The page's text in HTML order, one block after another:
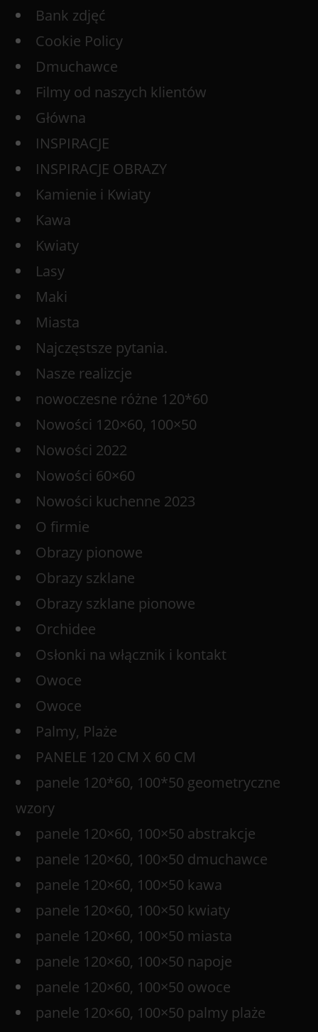
Bank zdjęć
Cookie Policy
Dmuchawce
Filmy od naszych klientów
Główna
INSPIRACJE
INSPIRACJE OBRAZY
Kamienie i Kwiaty
Kawa
Kwiaty
Lasy
Maki
Miasta
Najczęstsze pytania.
Nasze realizcje
nowoczesne różne 120*60
Nowości 120×60, 100×50
Nowości 2022
Nowości 60×60
Nowości kuchenne 2023
O firmie
Obrazy pionowe
Obrazy szklane
Obrazy szklane pionowe
Orchidee
Osłonki na włącznik i kontakt
Owoce
Owoce
Palmy, Plaże
PANELE 120 CM X 60 CM
panele 120*60, 100*50 geometryczne
wzory
panele 120×60, 100×50 abstrakcje
panele 120×60, 100×50 dmuchawce
panele 120×60, 100×50 kawa
panele 120×60, 100×50 kwiaty
panele 120×60, 100×50 miasta
panele 120×60, 100×50 napoje
panele 120×60, 100×50 owoce
panele 120×60, 100×50 palmy plaże